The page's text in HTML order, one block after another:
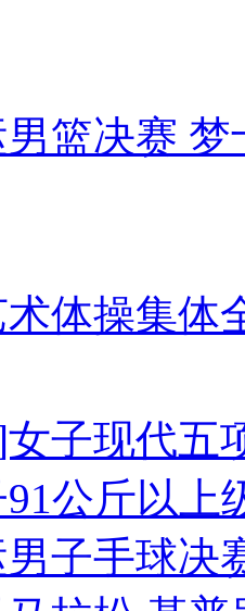
篮决赛
体操集体
子现代五
公斤以上
子手球决